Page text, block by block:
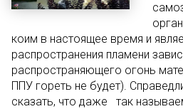
коим в настоящее время и
распространения пламени
распространяющего огонь
ППУ гореть не будет).
сказать, что даже так